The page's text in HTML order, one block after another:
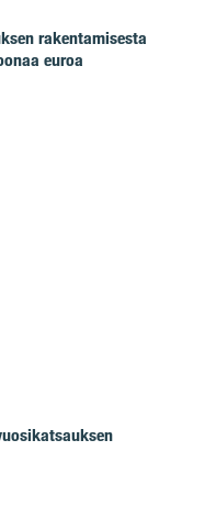
rakentamisesta
euroa